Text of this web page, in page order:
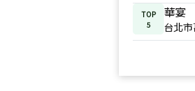
TOP
5
華宴
台北